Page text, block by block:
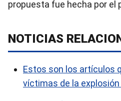
propuesta fue hecha por el
NOTICIAS
Estos son los artículos
víctimas de la explosión